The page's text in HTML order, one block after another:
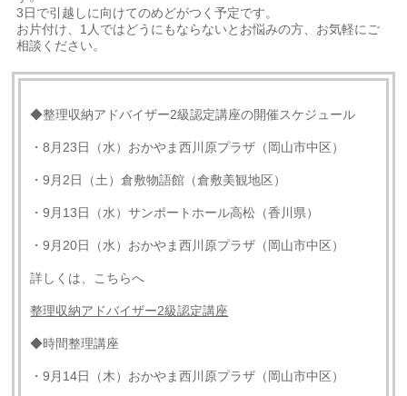
3日で引越しに向けてのめどがつく予定です。
お片付け、1人ではどうにもならないとお悩みの方、お気軽にご
相談ください。
◆整理収納アドバイザー2級認定講座の開催スケジュール
・8月23日（水）おかやま西川原プラザ（岡山市中区）
・9月2日（土）倉敷物語館（倉敷美観地区）
・9月13日（水）サンポートホール高松（香川県）
・9月20日（水）おかやま西川原プラザ（岡山市中区）
詳しくは、こちらへ
整理収納アドバイザー2級認定講座
◆時間整理講座
・9月14日（木）おかやま西川原プラザ（岡山市中区）